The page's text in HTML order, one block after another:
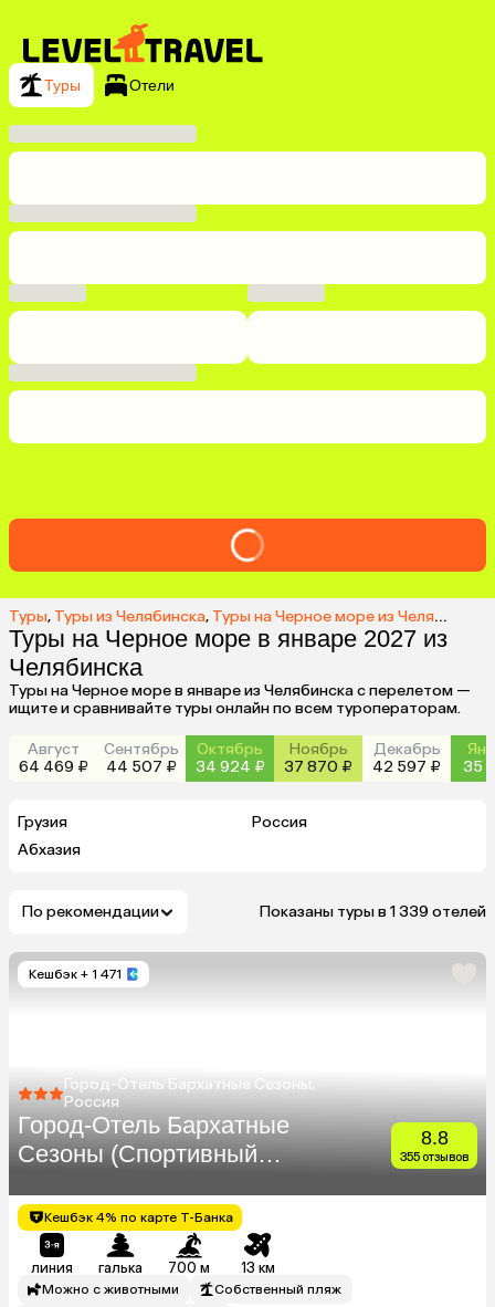
Туры Отели
Туры, Туры из Челябинска, Туры на Черное море из Челябинска
Туры на Черное море в январе 2027 из
Челябинска
Туры на Черное море в январе из Челябинска с перелетом —
ищите и сравнивайте туры онлайн по всем туроператорам.
Август
64 469 ₽
Сентябрь
44 507 ₽
Октябрь
34 924 ₽
Ноябрь
37 870 ₽
Декабрь
42 597 ₽
35
Грузия
Россия
Абхазия
По рекомендации Показаны туры в 1 339 отелей
Кешбэк + 1 471
Город-Отель Бархатные Сезоны,
Россия
Город-Отель Бархатные
Сезоны (Спортивный
8.8
355 отзывов
Кешбэк 4% по карте Т-Банка
линия галька 700 м 13 км
Можно с животными
Собственный пляж